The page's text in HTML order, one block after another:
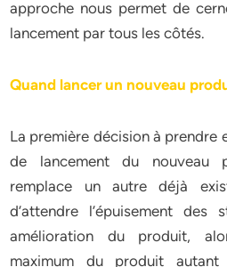
approche nous permet de
lancement par tous les côtés.
Quand lancer un nouveau
La première décision à prendre
de lancement du nouveau
remplace un autre déjà
d’attendre l’épuisement
amélioration du produit,
maximum du produit